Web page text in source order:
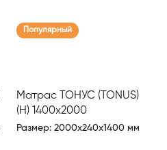
Популярный
Матрас ТОНУС (TONUS)
(Н) 1400х2000
Размер: 2000x240x1400 мм